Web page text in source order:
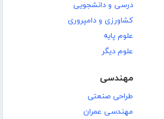
درسی و دانشجویی
کشاورزی و دامپروری
علوم پایه
علوم دیگر
مهندسی
طراحی صنعتی
مهندسی عمران